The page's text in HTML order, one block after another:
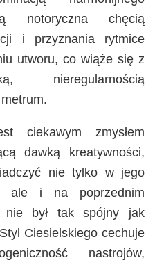
notoryczna chęcią
i przyznania rytmice
utworu, co wiąże się z
nieregularnością
ciekawym zmysłem
dawką kreatywności,
nie tylko w jego
ale i na poprzednim
nie był tak spójny jak
Ciesielskiego cechuje
nastrojów,